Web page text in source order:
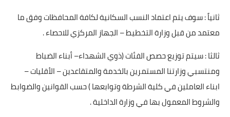
ثانياً : سوف يتم اعتماد النسب السكانية لكافة المحافظات وفق ما
معتمد من قبل وزارة التخطيط – الجهاز المركزي للاحصاء .
ثالثا : سيتم توزيع حصص الفئات (ذوي الشهداء– أبناء الضباط
ومنتسبي وزارتنا المستمرين بالخدمة والمتقاعدين – الأقليات –
ابناء العاملين في كلية الشرطة وتوابعها ) حسب القوانين والضوابط
والشروط المعمول بها في وزارة الداخلية .